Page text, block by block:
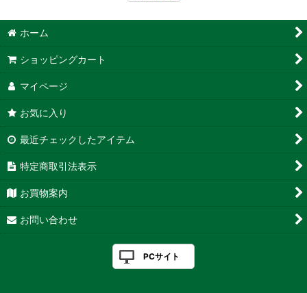
ホーム
ショッピングカート
マイページ
お気に入り
最近チェックしたアイテム
特定商取引法表示
お買物案内
お問い合わせ
PCサイト